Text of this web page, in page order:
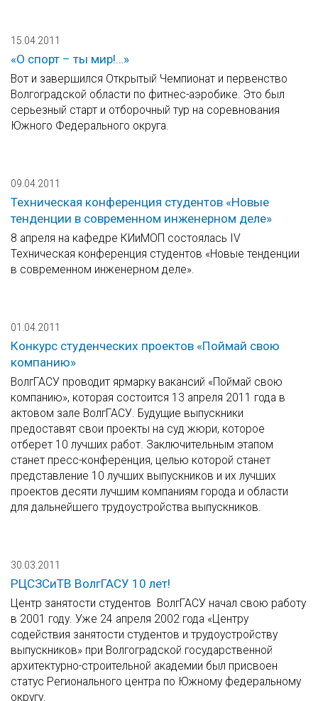
15.04.2011
«О спорт – ты мир!…»
Вот и завершился Открытый Чемпионат и первенство
Волгоградской области по фитнес-аэробике. Это был
серьезный старт и отборочный тур на соревнования
Южного Федерального округа.
09.04.2011
Техническая конференция студентов «Новые
тенденции в современном инженерном деле»
8 апреля на кафедре КИиМОП состоялась IV
Техническая конференция студентов «Новые тенденции
в современном инженерном деле».
01.04.2011
Конкурс студенческих проектов «Поймай свою
компанию»
ВолгГАСУ проводит ярмарку вакансий «Поймай свою
компанию», которая состоится 13 апреля 2011 года в
актовом зале ВолгГАСУ. Будущие выпускники
предоставят свои проекты на суд жюри, которое
отберет 10 лучших работ. Заключительным этапом
станет пресс-конференция, целью которой станет
представление 10 лучших выпускников и их лучших
проектов десяти лучшим компаниям города и области
для дальнейшего трудоустройства выпускников.
30.03.2011
РЦСЗСиТВ ВолгГАСУ 10 лет!
Центр занятости студентов ВолгГАСУ начал свою работу
в 2001 году. Уже 24 апреля 2002 года «Центру
содействия занятости студентов и трудоустройству
выпускников» при Волгоградской государственной
архитектурно-строительной академии был присвоен
статус Регионального центра по Южному федеральному
округу.